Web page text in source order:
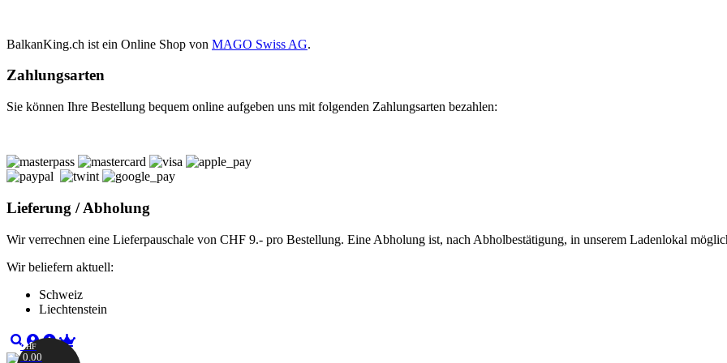
CHF
0.00
BalkanKing.ch ist ein Online Shop von MAGO Swiss AG.
Zahlungsarten
Sie können Ihre Bestellung bequem online aufgeben uns mit folgenden Zahlungsarten bezahlen:
Lieferung / Abholung
Wir verrechnen eine Lieferpauschale von CHF 9.- pro Bestellung. Eine Abholung ist, nach Abholbestätigung, in unserem Ladenlokal
Wir beliefern aktuell:
Schweiz
Liechtenstein